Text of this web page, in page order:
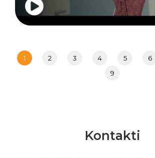
1 2 3 4 5 6
9
Kontakti